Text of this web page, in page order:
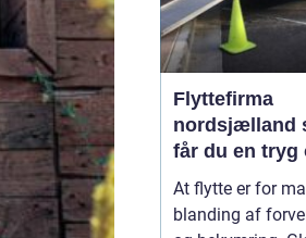
Flyttefirma
nordsjælland sådan
får du en tryg
effektiv flytning
At flytte er for
blanding af